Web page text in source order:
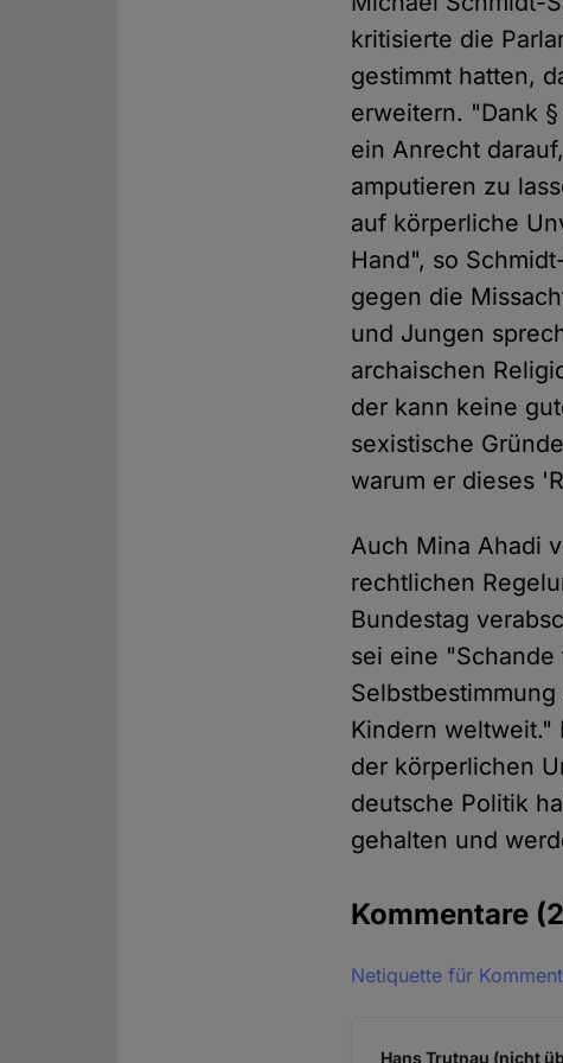
kritisierte die
gestimmt hatten,
erweitern. "Dank
ein Anrecht
amputieren zu
auf körperliche
Hand", so
gegen die
und Jungen
archaischen
der kann keine
sexistische
warum er dieses
Auch Mina Ahadi
rechtlichen
Bundestag
sei eine
Kindern weltweit."
der körperlichen
deutsche Politik
gehalten und
Kommentare
Netiquette für
Hans Trutnau (nicht